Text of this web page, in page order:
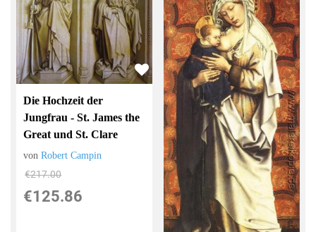
Die Hochzeit der
Jungfrau - St. James the
Great und St. Clare
vonRobert Campin
€217.00
€125.86